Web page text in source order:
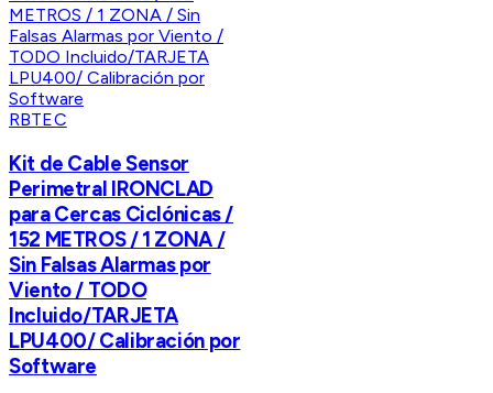
RBTEC
Kit de Cable Sensor
Perimetral IRONCLAD
para Cercas Ciclónicas /
152 METROS / 1 ZONA /
Sin Falsas Alarmas por
Viento / TODO
Incluido/TARJETA
LPU400/ Calibración por
Software